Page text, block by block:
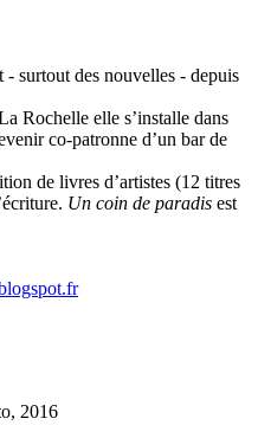
surtout des nouvelles - depuis
Rochelle elle s’installe dans
co-patronne d’un bar de
de livres d’artistes (12 titres
Un coin de paradis est
2016